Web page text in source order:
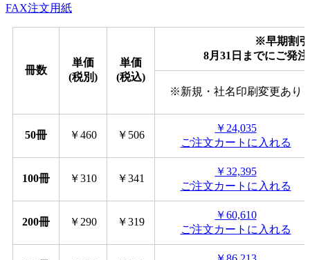
FAX注文用紙
冊数
単価
(税別)
単価
(税込)
※早期割
8月31日までにご発
※新規・社名印刷変更あり
50冊 ￥460 ￥506
￥24,035
ご注文カートに入れる
100冊 ￥310 ￥341
￥32,395
ご注文カートに入れる
200冊 ￥290 ￥319
￥60,610
ご注文カートに入れる